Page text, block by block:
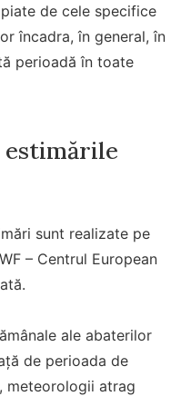
de cele specifice
încadra, în general, în
perioadă în toate
estimările
sunt realizate pe
– Centrul European
ale abaterilor
de perioada de
meteorologii atrag